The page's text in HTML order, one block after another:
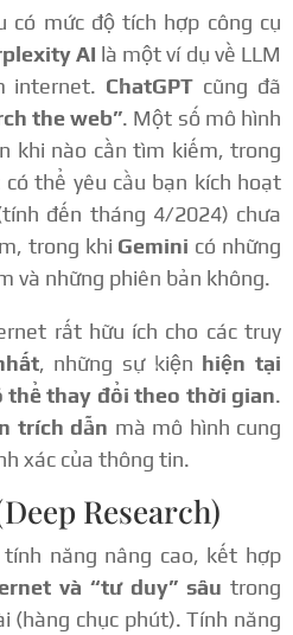
có mức độ tích hợp công cụ
AI là một ví dụ về LLM
internet. ChatGPT cũng đã
the web”. Một số mô hình
khi nào cần tìm kiếm, trong
thể yêu cầu bạn kích hoạt
đến tháng 4/2024) chưa
trong khi Gemini có những
và những phiên bản không.
rất hữu ích cho các truy
, những sự kiện hiện tại
thể thay đổi theo thời gian.
trích dẫn mà mô hình cung
xác của thông tin.
Research)
năng nâng cao, kết hợp
và “tư duy” sâu trong
(hàng chục phút). Tính năng